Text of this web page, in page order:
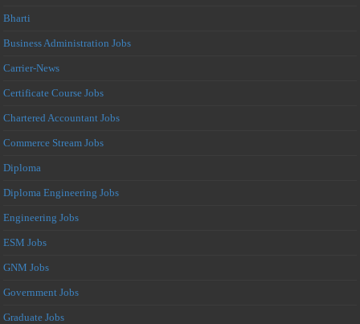
Bharti
Business Administration Jobs
Carrier-News
Certificate Course Jobs
Chartered Accountant Jobs
Commerce Stream Jobs
Diploma
Diploma Engineering Jobs
Engineering Jobs
ESM Jobs
GNM Jobs
Government Jobs
Graduate Jobs